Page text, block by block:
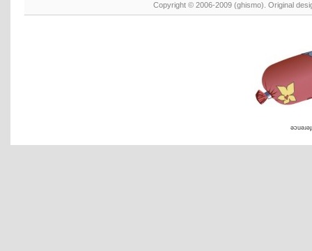
Copyright © 2006-2009 (ghismo). Original